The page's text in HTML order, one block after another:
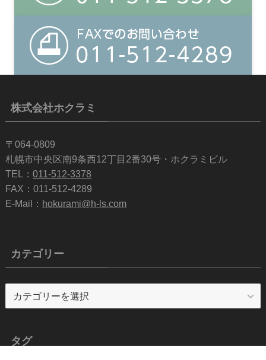
株式会社ホクラミ
〒064-0809
札幌市中央区南9条西12丁目2番30号・ホクラミビル
TEL： 011-512-3378
FAX：011-512-4289
E-Mail： hokurami@h-ls.com
カテゴリー
ー
タグ